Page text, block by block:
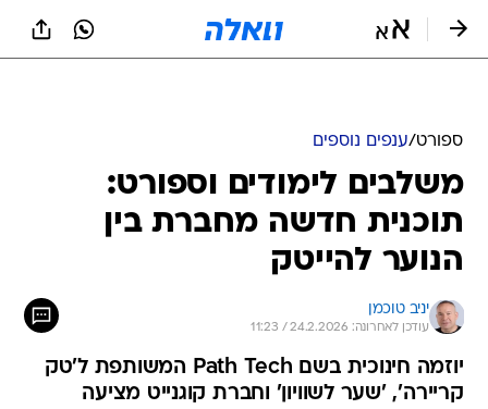
ספורט/ענפים נוספים
משלבים לימודים וספורט:
תוכנית חדשה מחברת בין
הנוער להייטק
יניב טוכמן
עודכן לאחרונה: 24.2.2026 / 11:23
יוזמה חינוכית בשם Path Tech המשותפת ל'טק
קריירה', 'שער לשוויון' וחברת קוגנייט מציעה